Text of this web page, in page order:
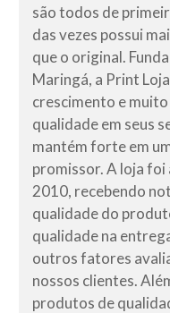
são todos de
das vezes possui
que o original.
Maringá, a Print
crescimento e
qualidade em seus
mantém forte em
promissor. A loja foi
2010, recebendo
qualidade do
qualidade na
outros fatores
nossos clientes.
produtos de